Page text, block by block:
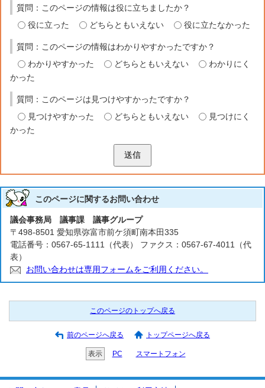
質問：このページの情報は役に立ちましたか？
役に立った
どちらともいえない 役に立たなかった
質問：このページの情報はわかりやすかったですか？
わかりやすかった
どちらともいえない
わかりにく
かった
質問：このページは見つけやすかったですか？
見つけやすかった
どちらともいえない
見つけにく
かった
送信
このページに関するお問い合わせ
議会事務局 議事課 議事グループ
〒498-8501 愛知県弥富市前ケ須町南本田335
電話番号：0567-65-1111（代表） ファクス：0567-67-4011（代
表）
お問い合わせは専用フォームをご利用ください。
このページのトップへ戻る
前のページへ戻る トップページへ戻る
表示 PC スマートフォン